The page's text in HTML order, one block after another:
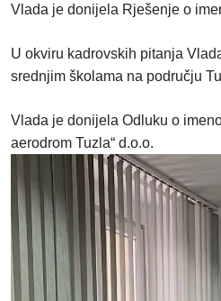
Vlada je donijela Rješenje o
U okviru kadrovskih pitanja
srednjim školama na području
Vlada je donijela Odluku o
aerodrom Tuzla“ d.o.o.